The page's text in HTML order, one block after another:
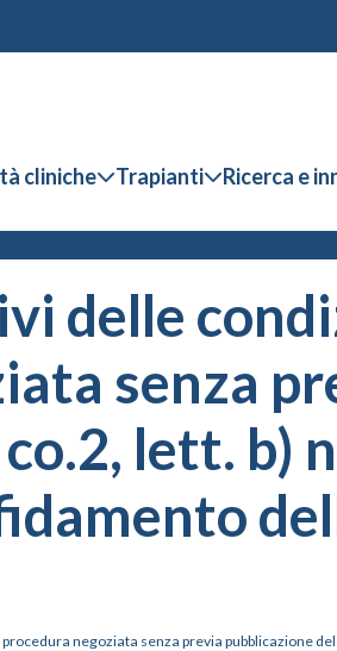
cliniche Trapianti Ricerca e
delle
senza
lett. b)
negoziata senza previa pubblicazione